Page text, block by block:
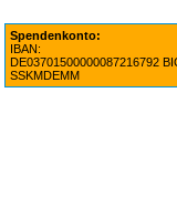
Spendenkonto:
IBAN:
DE03701500000087216792
SSKMDEMM